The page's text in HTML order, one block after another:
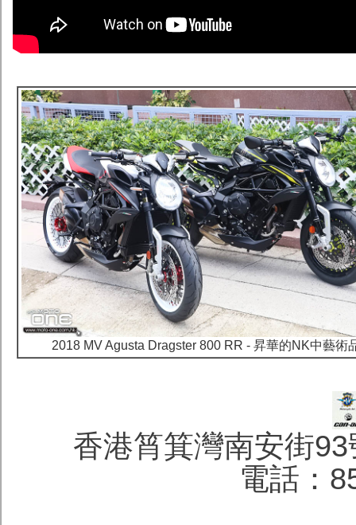
2018 MV Agusta Dragster 800 RR - 昇華的NK中藝術
香港筲箕灣南安街
電話：